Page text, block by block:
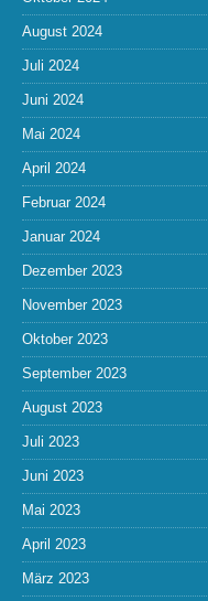
August 2024
Juli 2024
Juni 2024
Mai 2024
April 2024
Februar 2024
Januar 2024
Dezember 2023
November 2023
Oktober 2023
September 2023
August 2023
Juli 2023
Juni 2023
Mai 2023
April 2023
März 2023